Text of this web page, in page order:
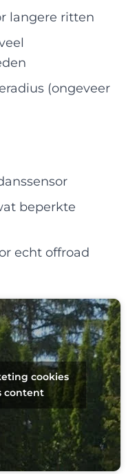
langere ritten
(ongeveer
beperkte
echt offroad
cookies
content